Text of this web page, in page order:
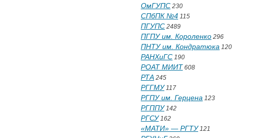
ОмГУПС 230
СПбПК №4 115
ПГУПС 2489
ПГПУ им. Короленко 296
ПНТУ им. Кондратюка 120
РАНХиГС 190
РОАТ МИИТ 608
РТА 245
РГГМУ117
РГПУ им. Герцена 123
РГППУ142
РГСУ162
«МАТИ» — РГТУ121